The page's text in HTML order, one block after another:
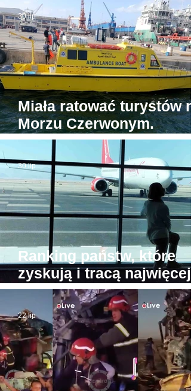
Miała ratować turystów
Morzu Czerwonym.
Tymczasem jedyna
egipska karetka wodna...
stoi w porcie
30 lip
Ranking państw, które
zyskują i tracą najwięcej
turystów. Na przeciwnych
biegunach Egipt i
30 lip
22 lip